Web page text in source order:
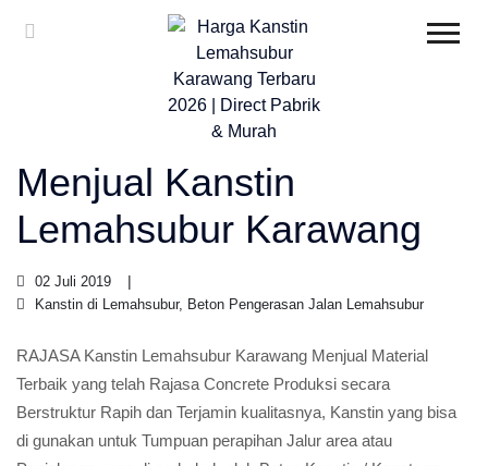
Menjual Kanstin
Lemahsubur Karawang
02 Juli 2019
Kanstin di Lemahsubur, Beton Pengerasan Jalan Lemahsubur
RAJASA Kanstin Lemahsubur Karawang Menjual Material
Terbaik yang telah Rajasa Concrete Produksi secara
Berstruktur Rapih dan Terjamin kualitasnya, Kanstin yang bisa
di gunakan untuk Tumpuan perapihan Jalur area atau